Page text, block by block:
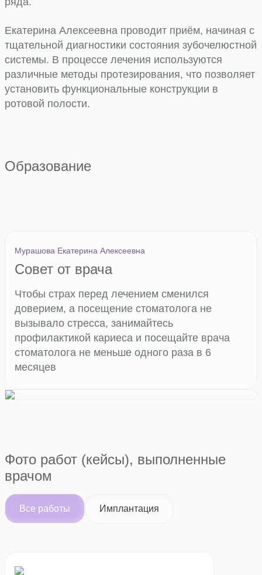
Екатерина Алексеевна проводит приём, начиная с
тщательной диагностики состояния зубочелюстной
системы. В процессе лечения используются
различные методы протезирования, что позволяет
установить функциональные конструкции в
ротовой полости.
Образование
Мурашова Екатерина Алексеевна
Совет от врача
Чтобы страх перед лечением сменился
доверием, а посещение стоматолога не
вызывало стресса, занимайтесь
профилактикой кариеса и посещайте врача
стоматолога не меньше одного раза в 6
месяцев
Фото работ (кейсы), выполненные
врачом
Все работы Имплантация